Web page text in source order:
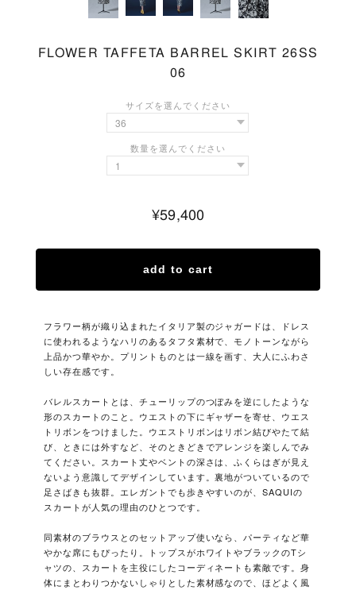
FLOWER TAFFETA BARREL SKIRT 26SS
06
¥59,400
add to cart
フラワー柄が織り込まれたイタリア製のジャガードは、ドレス
に使われるようなハリのあるタフタ素材で、モノトーンながら
上品かつ華やか。プリントものとは一線を画す、大人にふわさ
しい存在感です。
バレルスカートとは、チューリップのつぼみを逆にしたような
形のスカートのこと。ウエストの下にギャザーを寄せ、ウエス
トリボンをつけました。ウエストリボンはリボン結びやたて結
び、ときには外すなど、そのときどきでアレンジを楽しんでみ
てください。スカート丈やベントの深さは、ふくらはぎが見え
ないよう意識してデザインしています。裏地がついているので
足さばきも抜群。エレガントでも歩きやすいのが、SAQUIの
スカートが人気の理由のひとつです。
同素材のブラウスとのセットアップ使いなら、パーティなど華
やかな席にもぴったり。トップスがホワイトやブラックのTシ
ャツの、スカートを主役にしたコーディネートも素敵です。身
体にまとわりつかないしゃりとした素材感なので、ほどよく風